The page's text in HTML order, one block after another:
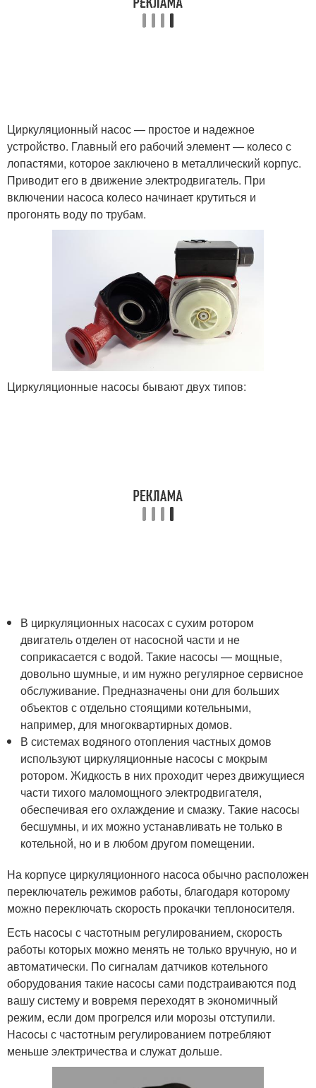
Циркуляционный насос — простое и надежное
устройство. Главный его рабочий элемент — колесо с
лопастями, которое заключено в металлический корпус.
Приводит его в движение электродвигатель. При
включении насоса колесо начинает крутиться и
прогонять воду по трубам.
Циркуляционные насосы бывают двух типов:
В циркуляционных насосах с сухим ротором
двигатель отделен от насосной части и не
соприкасается с водой. Такие насосы — мощные,
довольно шумные, и им нужно регулярное сервисное
обслуживание. Предназначены они для больших
объектов с отдельно стоящими котельными,
например, для многоквартирных домов.
В системах водяного отопления частных домов
используют циркуляционные насосы с мокрым
ротором. Жидкость в них проходит через движущиеся
части тихого маломощного электродвигателя,
обеспечивая его охлаждение и смазку. Такие насосы
бесшумны, и их можно устанавливать не только в
котельной, но и в любом другом помещении.
На корпусе циркуляционного насоса обычно расположен
переключатель режимов работы, благодаря которому
можно переключать скорость прокачки теплоносителя.
Есть насосы с частотным регулированием, скорость
работы которых можно менять не только вручную, но и
автоматически. По сигналам датчиков котельного
оборудования такие насосы сами подстраиваются под
вашу систему и вовремя переходят в экономичный
режим, если дом прогрелся или морозы отступили.
Насосы с частотным регулированием потребляют
меньше электричества и служат дольше.